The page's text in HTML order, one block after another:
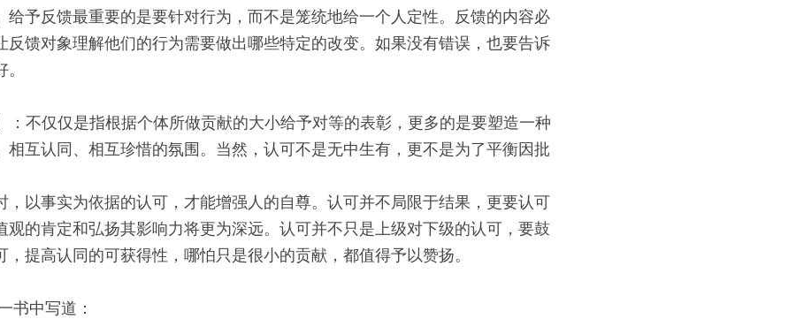
给予反馈最重要的是要针对行为，而不是笼统地给一个人定性。反馈的内容必
反馈对象理解他们的行为需要做出哪些特定的改变。如果没有错误，也要告诉
不仅仅是指根据个体所做贡献的大小给予对等的表彰，更多的是要塑造一种
相互认同、相互珍惜的氛围。当然，认可不是无中生有，更不是为了平衡因批
，以事实为依据的认可，才能增强人的自尊。认可并不局限于结果，更要认可
观的肯定和弘扬其影响力将更为深远。认可并不只是上级对下级的认可，要鼓
，提高认同的可获得性，哪怕只是很小的贡献，都值得予以赞扬。
书中写道：